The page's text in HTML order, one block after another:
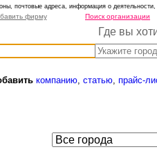
почтовые адреса, информация о
фирму Поиск организации
Где вы
компанию, статью, прайс-